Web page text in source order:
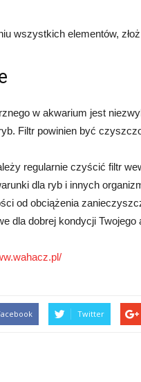
wszystkich elementów,
w akwarium jest
Filtr powinien być
regularnie czyścić filtr
dla ryb i innych
od obciążenia
dla dobrej kondycji Twojego
Twitter